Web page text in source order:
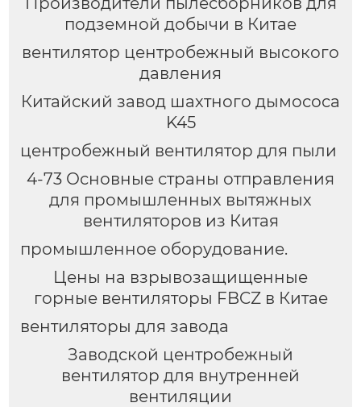
подземной добычи в Китае
вентилятор центробежный высокого
давления
Китайский завод шахтного дымососа
K45
центробежный вентилятор для пыли
4-73 Основные страны отправления
для промышленных вытяжных
вентиляторов из Китая
промышленное оборудование.
Цены на взрывозащищенные
горные вентиляторы FBCZ в Китае
вентиляторы для завода
Заводской центробежный
вентилятор для внутренней
вентиляции